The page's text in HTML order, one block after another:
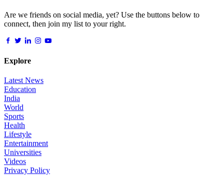
Are we friends on social media, yet? Use the buttons below to
connect, then join my list to your right.
Explore
Latest News
Education
India
World
Sports
Health
Lifestyle
Entertainment
Universities
Videos
Privacy Policy